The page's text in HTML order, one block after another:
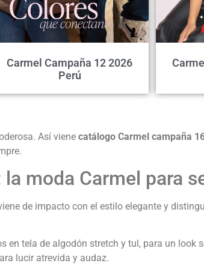
Carmel Campaña 12 2026
Perú
Así viene catálogo Carmel campaña
moda Carmel para
de impacto con el estilo elegante y
en tela de algodón stretch y tul, para un look
lucir atrevida y audaz.